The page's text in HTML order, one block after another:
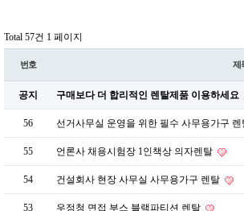
Total 57건 1 페이지
번호 제
공지 구매보다 더 합리적인 렌탈제품 이용하세요
56 선거사무실 운영을 위한 필수 사무용가구 렌
55 언론사 채용시험장 1인책상 의자렌탈
54 건설회사 현장 사무실 사무용가구 렌탈
53 우정청 면접 부스 블랙파티션 렌탈